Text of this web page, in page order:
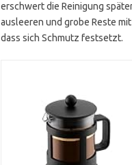
erschwert die Reinigung
ausleeren und grobe Reste
dass sich Schmutz festsetzt.